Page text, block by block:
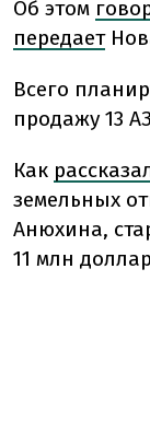
Об этом
передает
Всего
продажу 13
Как
земельных
Анюхина,
11 млн